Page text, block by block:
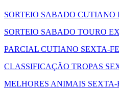
SORTEIO SABADO CUTIANO
SORTEIO SABADO TOURO
PARCIAL CUTIANO SEXTA-
CLASSIFICAÇÃO TROPAS
MELHORES ANIMAIS